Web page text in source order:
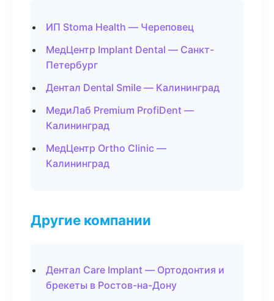
ИП Stoma Health — Череповец
МедЦентр Implant Dental — Санкт-
Петербург
Дентал Dental Smile — Калининград
МедиЛаб Premium ProfiDent —
Калининград
МедЦентр Ortho Clinic —
Калининград
Другие компании
Дентал Care Implant — Ортодонтия и
брекеты в Ростов-на-Дону